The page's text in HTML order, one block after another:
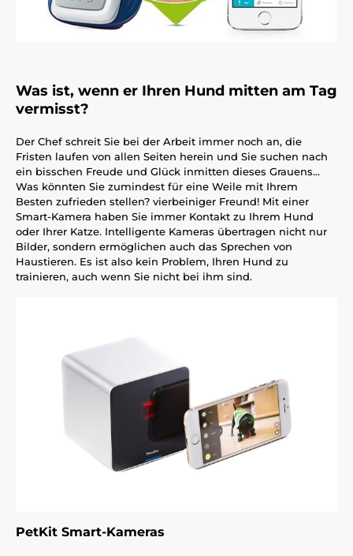
Was ist, wenn er Ihren Hund mitten am Tag
vermisst?
Der Chef schreit Sie bei der Arbeit immer noch an, die
Fristen laufen von allen Seiten herein und Sie suchen nach
ein bisschen Freude und Glück inmitten dieses Grauens…
Was könnten Sie zumindest für eine Weile mit Ihrem
Besten zufrieden stellen? vierbeiniger Freund! Mit einer
Smart-Kamera haben Sie immer Kontakt zu Ihrem Hund
oder Ihrer Katze. Intelligente Kameras übertragen nicht nur
Bilder, sondern ermöglichen auch das Sprechen von
Haustieren. Es ist also kein Problem, Ihren Hund zu
trainieren, auch wenn Sie nicht bei ihm sind.
PetKit Smart-Kameras